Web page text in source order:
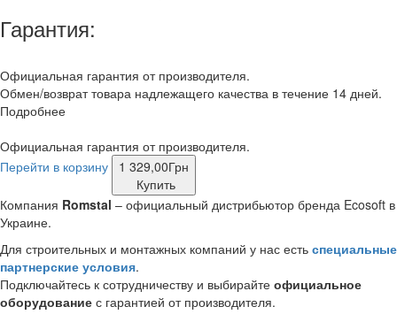
Гарантия:
Официальная гарантия от производителя.
Обмен/возврат товара надлежащего качества в течение 14 дней.
Подробнее
Официальная гарантия от производителя.
Перейти в корзину
1 329,00Грн
Купить
Компания Romstal – официальный дистрибьютор бренда Ecosoft в
Украине.
Для строительных и монтажных компаний у нас есть специальные
партнерские условия.
Подключайтесь к сотрудничеству и выбирайте официальное
оборудование с гарантией от производителя.